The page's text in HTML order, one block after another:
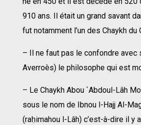
910 ans. Il était un grand savant
fut notamment l’un des Chaykh du
– Il ne faut pas le confondre avec
Averroès) le philosophe qui est
– Le Chaykh Abou `Abdoul-Lâh
sous le nom de Ibnou l-Hajj Al-
(raḥimahou l-Lâh) c’est-à-dire il y